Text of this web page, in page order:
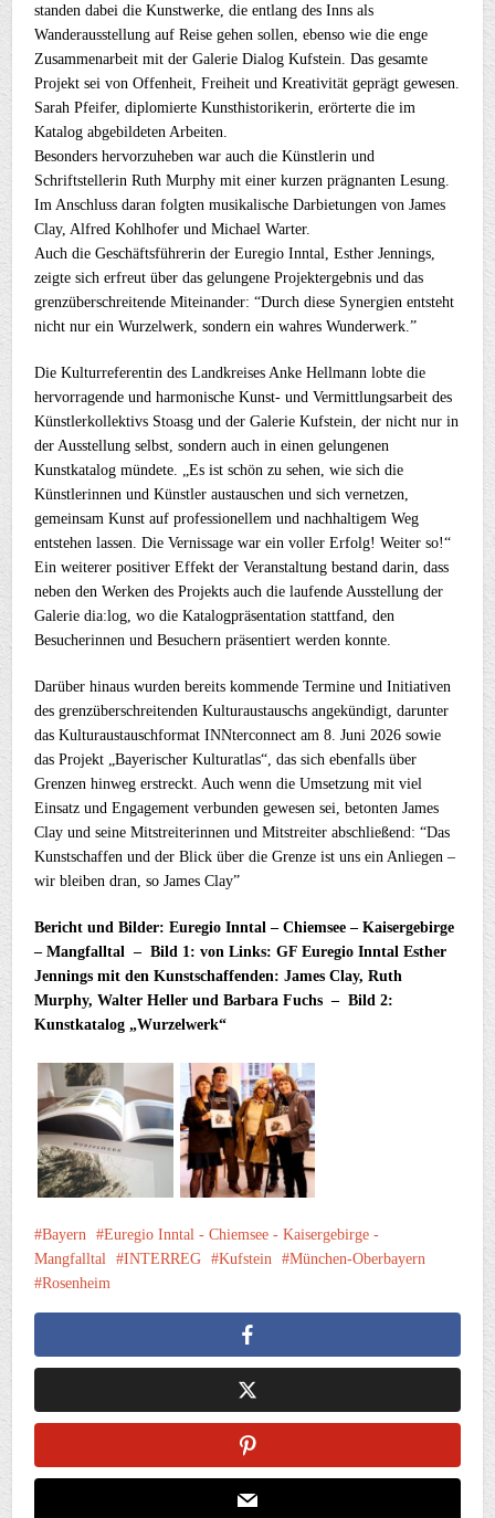
standen dabei die Kunstwerke, die entlang des Inns als
Wanderausstellung auf Reise gehen sollen, ebenso wie die enge
Zusammenarbeit mit der Galerie Dialog Kufstein. Das gesamte
Projekt sei von Offenheit, Freiheit und Kreativität geprägt gewesen.
Sarah Pfeifer, diplomierte Kunsthistorikerin, erörterte die im
Katalog abgebildeten Arbeiten.
Besonders hervorzuheben war auch die Künstlerin und
Schriftstellerin Ruth Murphy mit einer kurzen prägnanten Lesung.
Im Anschluss daran folgten musikalische Darbietungen von James
Clay, Alfred Kohlhofer und Michael Warter.
Auch die Geschäftsführerin der Euregio Inntal, Esther Jennings,
zeigte sich erfreut über das gelungene Projektergebnis und das
grenzüberschreitende Miteinander: “Durch diese Synergien entsteht
nicht nur ein Wurzelwerk, sondern ein wahres Wunderwerk.”
Die Kulturreferentin des Landkreises Anke Hellmann lobte die
hervorragende und harmonische Kunst- und Vermittlungsarbeit des
Künstlerkollektivs Stoasg und der Galerie Kufstein, der nicht nur in
der Ausstellung selbst, sondern auch in einen gelungenen
Kunstkatalog mündete. „Es ist schön zu sehen, wie sich die
Künstlerinnen und Künstler austauschen und sich vernetzen,
gemeinsam Kunst auf professionellem und nachhaltigem Weg
entstehen lassen. Die Vernissage war ein voller Erfolg! Weiter so!“
Ein weiterer positiver Effekt der Veranstaltung bestand darin, dass
neben den Werken des Projekts auch die laufende Ausstellung der
Galerie dia:log, wo die Katalogpräsentation stattfand, den
Besucherinnen und Besuchern präsentiert werden konnte.
Darüber hinaus wurden bereits kommende Termine und Initiativen
des grenzüberschreitenden Kulturaustauschs angekündigt, darunter
das Kulturaustauschformat INNterconnect am 8. Juni 2026 sowie
das Projekt „Bayerischer Kulturatlas“, das sich ebenfalls über
Grenzen hinweg erstreckt. Auch wenn die Umsetzung mit viel
Einsatz und Engagement verbunden gewesen sei, betonten James
Clay und seine Mitstreiterinnen und Mitstreiter abschließend: “Das
Kunstschaffen und der Blick über die Grenze ist uns ein Anliegen –
wir bleiben dran, so James Clay”
Bericht und Bilder: Euregio Inntal – Chiemsee – Kaisergebirge
– Mangfalltal – Bild 1: von Links: GF Euregio Inntal Esther
Jennings mit den Kunstschaffenden: James Clay, Ruth
Murphy, Walter Heller und Barbara Fuchs – Bild 2:
Kunstkatalog „Wurzelwerk“
Bayern
Euregio Inntal - Chiemsee - Kaisergebirge -
Mangfalltal
INTERREG Kufstein
München-Oberbayern
Rosenheim